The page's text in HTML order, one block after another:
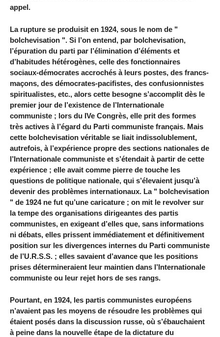
appel.
La rupture se produisit en 1924, sous le nom de "
bolchevisation ". Si l’on entend, par bolchevisation,
l’épuration du parti par l’élimination d’éléments et
d’habitudes hétérogènes, celle des fonctionnaires
sociaux-démocrates accrochés à leurs postes, des francs-
maçons, des démocrates-pacifistes, des confusionnistes
spiritualistes, etc., alors cette besogne s’accomplit dès le
premier jour de l’existence de l’Internationale
communiste ; lors du IVe Congrès, elle prit des formes
très actives à l’égard du Parti communiste français. Mais
cette bolchevisation véritable se liait indissolublement,
autrefois, à l’expérience propre des sections nationales de
l’Internationale communiste et s’étendait à partir de cette
expérience ; elle avait comme pierre de touche les
questions de politique nationale, qui s’élevaient jusqu’à
devenir des problèmes internationaux. La " bolchevisation
" de 1924 ne fut qu’une caricature ; on mit le revolver sur
la tempe des organisations dirigeantes des partis
communistes, en exigeant d’elles que, sans informations
ni débats, elles prissent immédiatement et définitivement
position sur les divergences internes du Parti communiste
de l’U.R.S.S. ; elles savaient d’avance que les positions
prises détermineraient leur maintien dans l’Internationale
communiste ou leur rejet hors de ses rangs.
Pourtant, en 1924, les partis communistes européens
n’avaient pas les moyens de résoudre les problèmes qui
étaient posés dans la discussion russe, où s’ébauchaient
à peine dans la nouvelle étape de la dictature du